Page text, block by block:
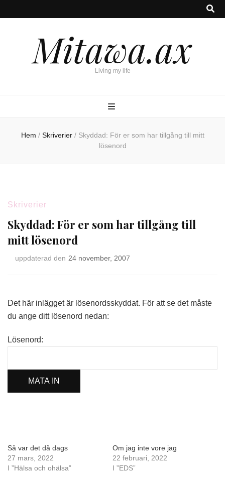
Mitawa.ax
Living my life
Hem / Skriverier / Skyddad: För er som har tillgång till mitt
lösenord
Skriverier
Skyddad: För er som har tillgång till
mitt lösenord
uppdaterad den 24 november, 2007
Det här inlägget är lösenordsskyddat. För att se det måste
du ange ditt lösenord nedan:
Lösenord:
Så var det då dags
27 mars, 2022
I ”Hälsa och ohälsa”
Om jag inte vore jag
22 februari, 2022
I ”EDS”